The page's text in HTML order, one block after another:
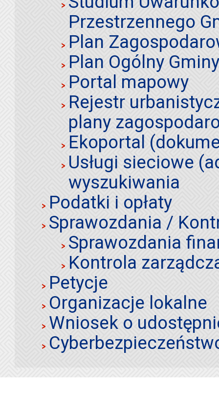
Przestrzennego
Plan
Plan Ogólny
Portal mapowy
Rejestr
plany
Ekoportal
Usługi sieciowe
wyszukiwania
Podatki i opłaty
Sprawozdania /
Sprawozdania
Kontrola
Petycje
Organizacje lokalne
Wniosek o